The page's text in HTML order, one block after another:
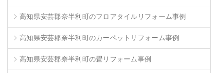
高知県安芸郡奈半利町のフロアタイルリフォーム事例
高知県安芸郡奈半利町のカーペットリフォーム事例
高知県安芸郡奈半利町の畳リフォーム事例